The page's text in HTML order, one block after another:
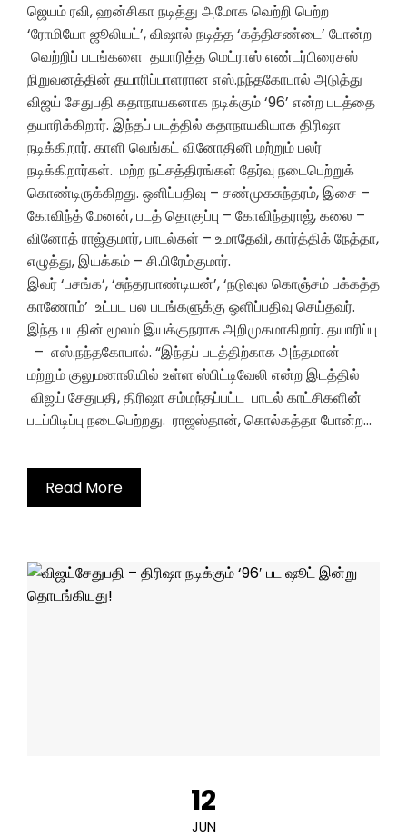
ஜெயம் ரவி, ஹன்சிகா நடித்து அமோக வெற்றி பெற்ற
‘ரோமியோ ஜூலியட்’, விஷால் நடித்த ‘கத்திசண்டை’ போன்ற
வெற்றிப் படங்களை தயாரித்த மெட்ராஸ் எண்டர்பிரைசஸ்
நிறுவனத்தின் தயாரிப்பாளரான எஸ்.நந்தகோபால் அடுத்து
விஜய் சேதுபதி கதாநாயகனாக நடிக்கும் ‘96’ என்ற படத்தை
தயாரிக்கிறார். இந்தப் படத்தில் கதாநாயகியாக திரிஷா
நடிக்கிறார். காளி வெங்கட் வினோதினி மற்றும் பலர்
நடிக்கிறார்கள். மற்ற நட்சத்திரங்கள் தேர்வு நடைபெற்றுக்
கொண்டிருக்கிறது. ஒளிப்பதிவு – சண்முகசுந்தரம், இசை –
கோவிந்த் மேனன், படத் தொகுப்பு – கோவிந்தராஜ், கலை –
வினோத் ராஜ்குமார், பாடல்கள் – உமாதேவி, கார்த்திக் நேத்தா,
எழுத்து, இயக்கம் – சி.பிரேம்குமார்.
இவர் ‘பசங்க’, ‘சுந்தரபாண்டியன்’, ‘நடுவுல கொஞ்சம் பக்கத்த
காணோம்’ உட்பட பல படங்களுக்கு ஒளிப்பதிவு செய்தவர்.
இந்த படதின் மூலம் இயக்குநராக அறிமுகமாகிறார். தயாரிப்பு
– எஸ்.நந்தகோபால். “இந்தப் படத்திற்காக அந்தமான்
மற்றும் குலுமனாலியில் உள்ள ஸ்பிட்டிவேலி என்ற இடத்தில்
விஜய் சேதுபதி, திரிஷா சம்மந்தப்பட்ட பாடல் காட்சிகளின்
படப்பிடிப்பு நடைபெற்றது. ராஜஸ்தான், கொல்கத்தா போன்ற…
Read More
12
JUN